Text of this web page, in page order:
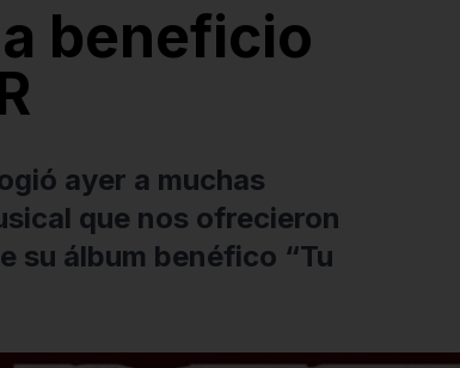
beneficio
ayer a muchas
que nos ofrecieron
su álbum benéfico “Tu